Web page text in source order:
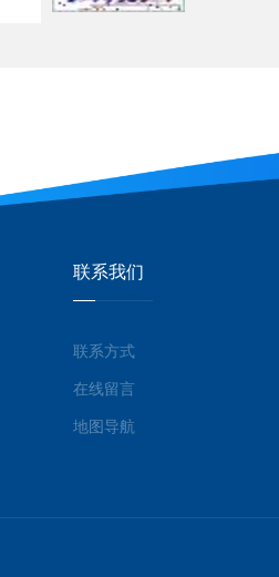
联系我们
联系方式
在线留言
地图导航